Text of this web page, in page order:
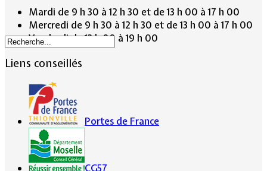
Mardi de 9 h 30 à 12 h 30 et de 13 h 00 à 17 h 00
Mercredi de 9 h 30 à 12 h 30 et de 13 h 00 à 17 h 00
Vendredi de 13 h 00 à 19 h 00
Liens conseillés
Portes de France
CG57